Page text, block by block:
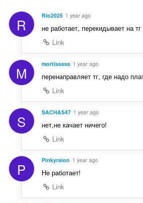
R Rio2025 1 year ago
не работает, перекидывает на тг
Link
M mortisssss 1 year ago
перенаправляет тг, где надо
Link
S SACHAS47 1 year ago
нет,не качает ничего!
Link
P Pinkyraion 1 year ago
Не работает!
Link